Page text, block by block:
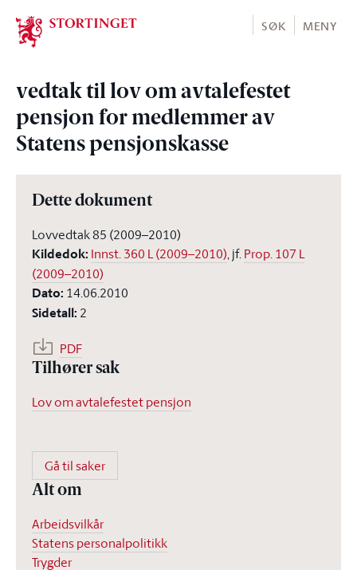
Stortinget.no
SØK MENY
vedtak til lov om avtalefestet
pensjon for medlemmer av
Statens pensjonskasse
Dette dokument
Lovvedtak 85 (2009–2010)
Kildedok: Innst. 360 L (2009–2010), jf.Prop. 107 L
(2009–2010)
Dato: 14.06.2010
Sidetall: 2
PDF
Tilhører sak
Lov om avtalefestet pensjon
Gå til saker
Alt om
Arbeidsvilkår
Statens personalpolitikk
Trygder